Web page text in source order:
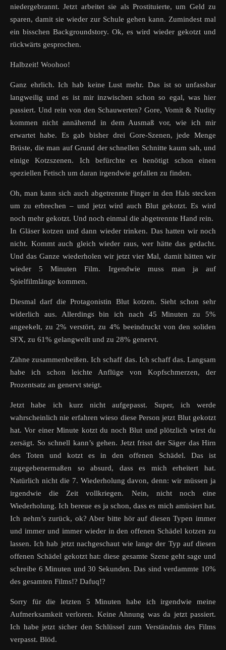
niedergebrannt. Jetzt arbeitet sie als Prostituierte, um Geld zu
sparen, damit sie wieder zur Schule gehen kann. Zumindest mal
ein bisschen Backgroundstory. Ok, es wird wieder gekotzt und
rückwärts gesprochen.
Halbzeit! Woohoo!
Ganz ehrlich. Ich hab keine Lust mehr. Das ist so unfassbar
langweilig und es ist mir inzwischen schon so egal, was hier
passiert. Und rein von den Schauwerten? Gore, Vomit & Nudity
kommen nicht annähernd in dem Ausmaß vor, wie ich mir
erwartet habe. Es gab bisher drei Gore-Szenen, jede Menge
Brüste, die man auf Grund der schnellen Schnitte kaum sah, und
einige Kotzszenen. Ich befürchte es benötigt schon einen
speziellen Fetisch um daran irgendwie gefallen zu finden.
Oh, man kann sich auch abgetrennte Finger in den Hals stecken
um zu erbrechen – und jetzt wird auch Blut gekotzt. Es wird
noch mehr gekotzt. Und noch einmal die abgetrennte Hand rein.
In Gläser kotzen und dann wieder trinken. Das hatten wir noch
nicht. Kommt auch gleich wieder raus, wer hätte das gedacht.
Und das Ganze wiederholen wir jetzt vier Mal, damit hätten wir
wieder 5 Minuten Film. Irgendwie muss man ja auf
Spielfilmlänge kommen.
Diesmal darf die Protagonistin Blut kotzen. Sieht schon sehr
widerlich aus. Allerdings bin ich nach 45 Minuten zu 5%
angeekelt, zu 2% verstört, zu 4% beeindruckt von den soliden
SFX, zu 61% gelangweilt und zu 28% genervt.
Zähne zusammenbeißen. Ich schaff das. Ich schaff das. Langsam
habe ich schon leichte Anflüge von Kopfschmerzen, der
Prozentsatz an genervt steigt.
Jetzt habe ich kurz nicht aufgepasst. Super, ich werde
wahrscheinlich nie erfahren wieso diese Person jetzt Blut gekotzt
hat. Vor einer Minute kotzt du noch Blut und plötzlich wirst du
zersägt. So schnell kann’s gehen. Jetzt frisst der Säger das Hirn
des Toten und kotzt es in den offenen Schädel. Das ist
zugegebenermaßen so absurd, dass es mich erheitert hat.
Natürlich nicht die 7. Wiederholung davon, denn: wir müssen ja
irgendwie die Zeit vollkriegen. Nein, nicht noch eine
Wiederholung. Ich bereue es ja schon, dass es mich amüsiert hat.
Ich nehm’s zurück, ok? Aber bitte hör auf diesen Typen immer
und immer und immer wieder in den offenen Schädel kotzen zu
lassen. Ich hab jetzt nachgeschaut wie lange der Typ auf diesen
offenen Schädel gekotzt hat: diese gesamte Szene geht sage und
schreibe 6 Minuten und 30 Sekunden. Das sind verdammte 10%
des gesamten Films!? Dafuq!?
Sorry für die letzten 5 Minuten habe ich irgendwie meine
Aufmerksamkeit verloren. Keine Ahnung was da jetzt passiert.
Ich habe jetzt sicher den Schlüssel zum Verständnis des Films
verpasst. Blöd.